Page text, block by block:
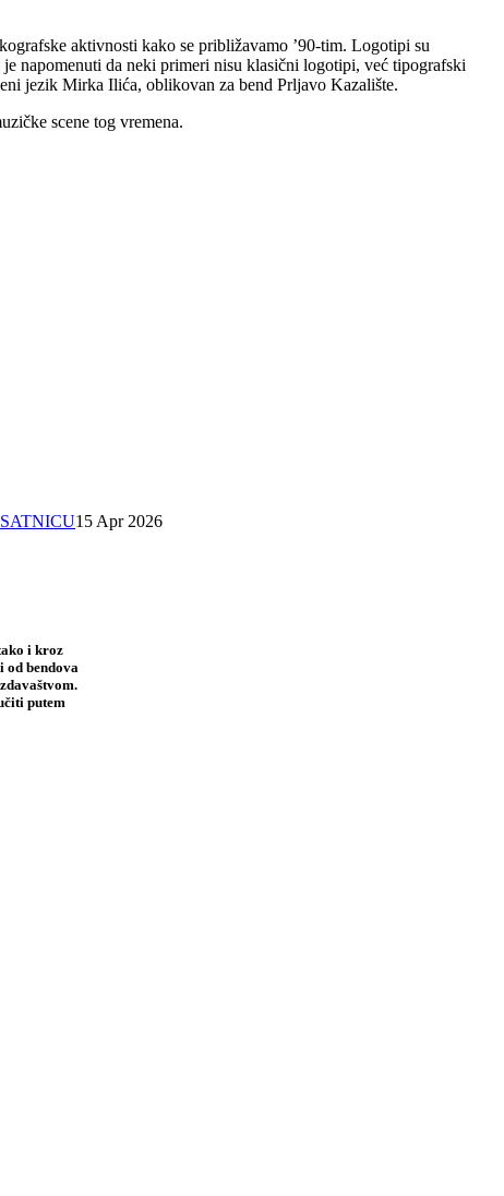
aktivnosti kako se približavamo ’90-tim. Logotipi su
napomenuti da neki primeri nisu klasični logotipi, već tipografski
jezik Mirka Ilića, oblikovan za bend Prljavo Kazalište.
scene tog vremena.
15 Apr 2026
i kroz
od bendova
putem